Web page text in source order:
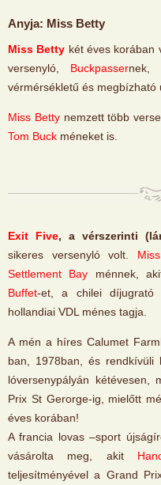
Anyja: Miss Betty
Miss Betty két éves korában
versenyló, Buckpassernek,
vérmérsékletű és megbízható
Miss Bettynemzett több
Tom Buck méneket is.
Exit Five, a vérszerinti
sikeres versenyló volt.
Settlement Bay ménnek,
Buffet-et, a chilei díjugrató
hollandiai VDL ménes tagja.
A mén a híres Calumet
ban, 1978ban, és
lóversenypályán kétévesen,
Prix St Gerorge-ig, mielőtt
éves korában!
A francia lovas –sport
vásárolta meg, akit
teljesítményével a Grand